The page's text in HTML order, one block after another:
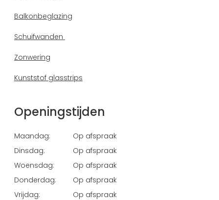
Balkonbeglazing
Schuifwanden
Zonwering
Kunststof glasstrips
Openingstijden
Maandag:
Op afspraak
Dinsdag:
Op afspraak
Woensdag:
Op afspraak
Donderdag:
Op afspraak
Vrijdag:
Op afspraak